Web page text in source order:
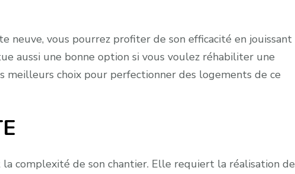
neuve, vous pourrez profiter de son efficacité en jouissant
aussi une bonne option si vous voulez réhabiliter une
meilleurs choix pour perfectionner des logements de ce
complexité de son chantier. Elle requiert la réalisation de